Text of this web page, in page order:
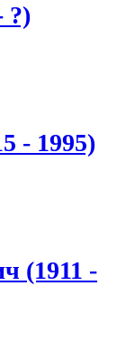
?)
- 1995)
(1911 -